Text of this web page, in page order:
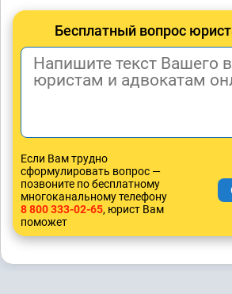
Бесплатный вопрос
Если Вам трудно
сформулировать вопрос —
позвоните по бесплатному
многоканальному телефону
8 800 333-02-65, юрист Вам
поможет